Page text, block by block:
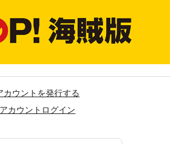
カウントを発行する
カウントログイン